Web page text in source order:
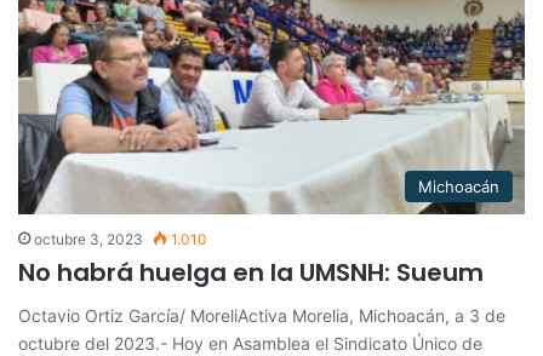
Michoacán
octubre 3, 2023 1.010
No habrá huelga en la UMSNH: Sueum
Octavio Ortiz García/ MoreliActiva Morelia, Michoacán, a 3 de
octubre del 2023.- Hoy en Asamblea el Sindicato Único de